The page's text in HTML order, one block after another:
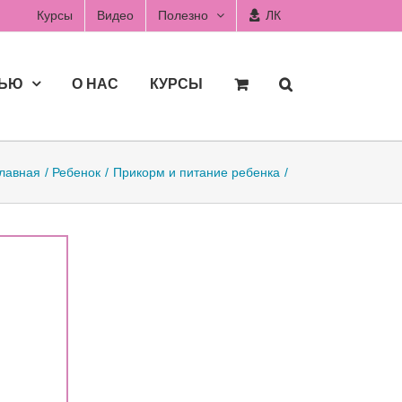
Курсы Видео Полезно ЛК
О НАС КУРСЫ
Ребенок Прикорм и питание ребенка